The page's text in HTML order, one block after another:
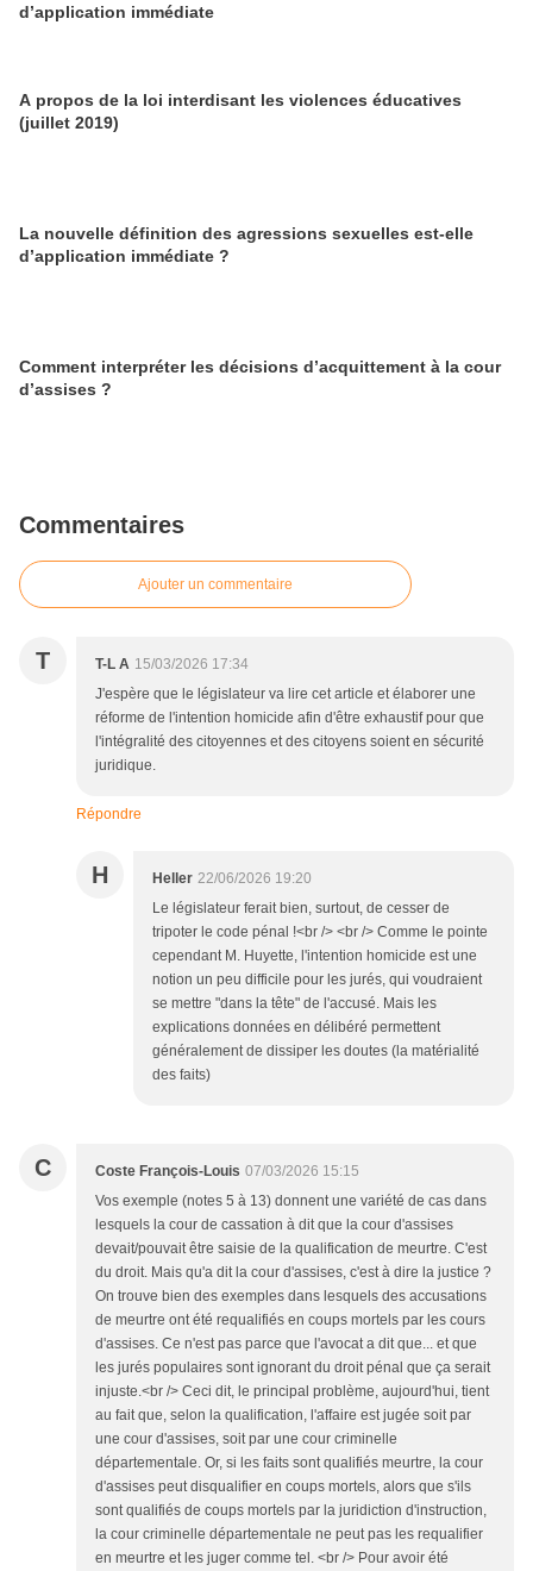
d’application immédiate
A propos de la loi interdisant les violences éducatives
(juillet 2019)
La nouvelle définition des agressions sexuelles est-elle
d’application immédiate ?
Comment interpréter les décisions d’acquittement à la cour
d’assises ?
Commentaires
Ajouter un commentaire
T T-L A 15/03/2026 17:34
J'espère que le législateur va lire cet article et élaborer une
réforme de l'intention homicide afin d'être exhaustif pour que
l'intégralité des citoyennes et des citoyens soient en sécurité
juridique.
Répondre
H Heller 22/06/2026 19:20
Le législateur ferait bien, surtout, de cesser de
tripoter le code pénal !<br /> <br /> Comme le pointe
cependant M. Huyette, l'intention homicide est une
notion un peu difficile pour les jurés, qui voudraient
se mettre "dans la tête" de l'accusé. Mais les
explications données en délibéré permettent
généralement de dissiper les doutes (la matérialité
des faits)
C Coste François-Louis 07/03/2026 15:15
Vos exemple (notes 5 à 13) donnent une variété de cas dans
lesquels la cour de cassation à dit que la cour d'assises
devait/pouvait être saisie de la qualification de meurtre. C'est
du droit. Mais qu'a dit la cour d'assises, c'est à dire la justice ?
On trouve bien des exemples dans lesquels des accusations
de meurtre ont été requalifiés en coups mortels par les cours
d'assises. Ce n'est pas parce que l'avocat a dit que... et que
les jurés populaires sont ignorant du droit pénal que ça serait
injuste.<br /> Ceci dit, le principal problème, aujourd'hui, tient
au fait que, selon la qualification, l'affaire est jugée soit par
une cour d'assises, soit par une cour criminelle
départementale. Or, si les faits sont qualifiés meurtre, la cour
d'assises peut disqualifier en coups mortels, alors que s'ils
sont qualifiés de coups mortels par la juridiction d'instruction,
la cour criminelle départementale ne peut pas les requalifier
en meurtre et les juger comme tel. <br /> Pour avoir été